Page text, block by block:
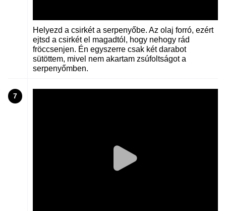
Helyezd a csirkét a serpenyőbe. Az olaj forró, ezért
ejtsd a csirkét el magadtól, hogy nehogy rád
fröccsenjen. Én egyszerre csak két darabot
sütöttem, mivel nem akartam zsúfoltságot a
serpenyőmben.
7